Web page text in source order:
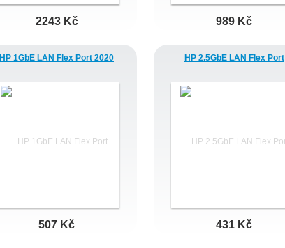
2243 Kč 989 Kč
HP 1GbE LAN Flex Port 2020
507 Kč
HP 2.5GbE LAN Flex Port
431 Kč